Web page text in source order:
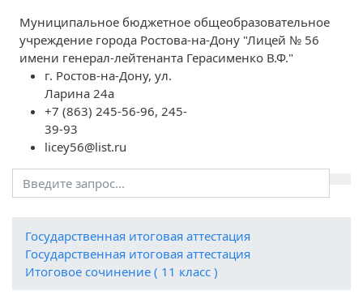
Муниципальное бюджетное общеобразовательное
учреждение города Ростова-на-Дону "Лицей № 56
имени генерал-лейтенанта Герасименко В.Ф."
г. Ростов-на-Дону, ул.
Ларина 24а
+7 (863) 245-56-96, 245-
39-93
licey56@list.ru
Государственная итоговая аттестация
Государственная итоговая аттестация
Итоговое сочинение ( 11 класс )